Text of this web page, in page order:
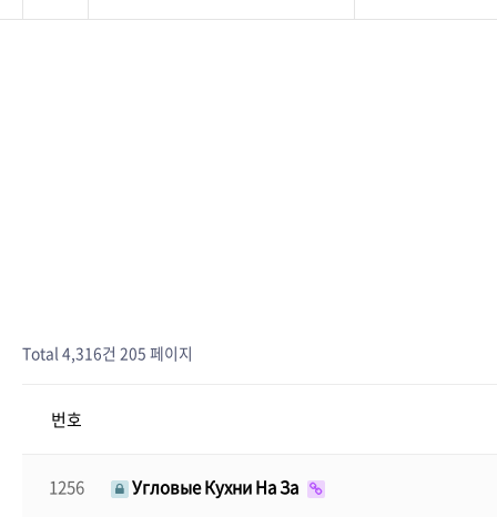
Total 4,316건 205 페이지
번호
1256 Угловые Кухни На За